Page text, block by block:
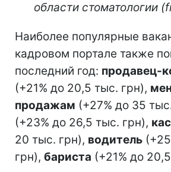
области стоматологии
Наиболее популярные
кадровом портале также
последний год: продавец-
(+21% до 20,5 тыс. грн),
продажам (+27% до 35
(+23% до 26,5 тыс. грн),
20 тыс. грн), водитель
грн), бариста (+21% до